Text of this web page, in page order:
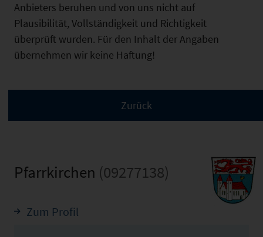
Anbieters beruhen und von uns nicht auf
Plausibilität, Vollständigkeit und Richtigkeit
überprüft wurden. Für den Inhalt der Angaben
übernehmen wir keine Haftung!
Pfarrkirchen (09277138)
Zum Profil